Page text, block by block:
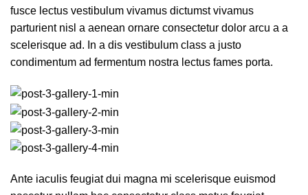
fusce lectus vestibulum vivamus dictumst vivamus
parturient nisl a aenean ornare consectetur dolor arcu a a
scelerisque ad. In a dis vestibulum class a justo
condimentum ad fermentum nostra lectus fames porta.
Ante iaculis feugiat dui magna mi scelerisque euismod